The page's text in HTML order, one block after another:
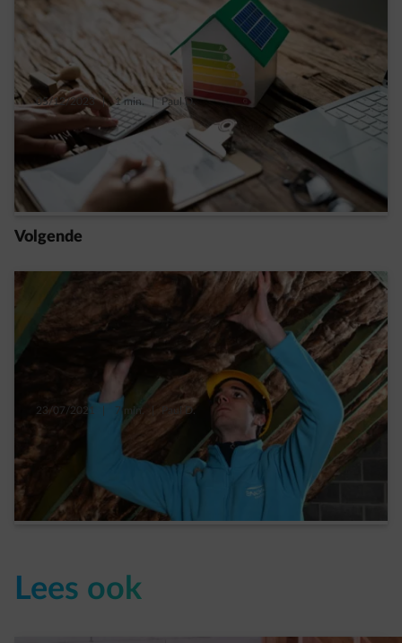
05/12/2023 | 1 min. | Paul D.
Alle geheimen van het EPC ontrafeld en tips
om je score te verbeteren
Volgende
23/07/2021 7 min. Paul D.
7 soorten isolatie voor je dak en verloren
zolderruimte
Read more
Lees ook